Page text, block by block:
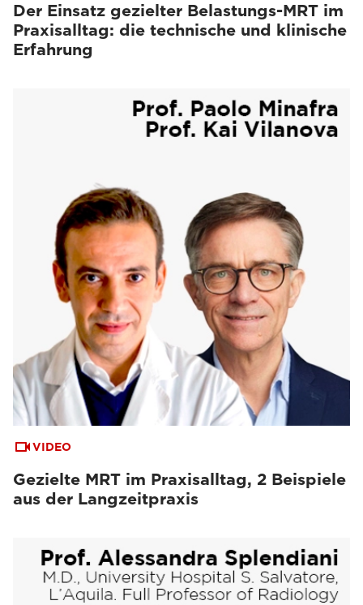
Der Einsatz gezielter Belastungs-MRT im
Praxisalltag: die technische und klinische
Erfahrung
VIDEO
Gezielte MRT im Praxisalltag, 2 Beispiele
aus der Langzeitpraxis